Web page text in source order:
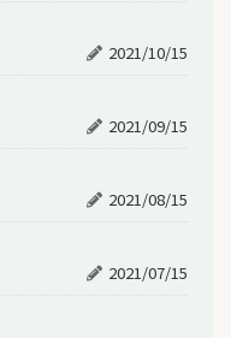
2021/10/15
2021/09/15
2021/08/15
2021/07/15